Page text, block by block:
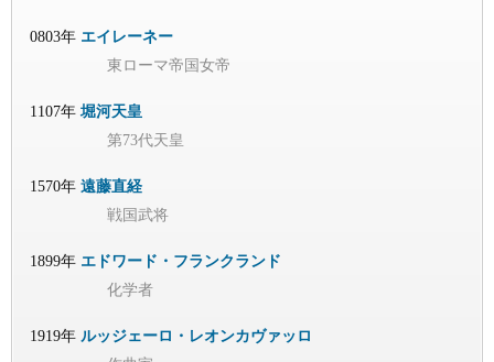
0803年 エイレーネー
東ローマ帝国女帝
1107年 堀河天皇
第73代天皇
1570年 遠藤直経
戦国武将
1899年 エドワード・フランクランド
化学者
1919年 ルッジェーロ・レオンカヴァッロ